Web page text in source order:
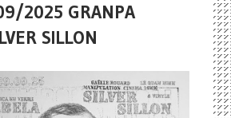
2025 GRANPA
SILLON